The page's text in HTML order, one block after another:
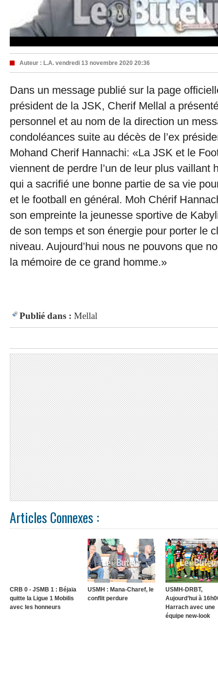
Auteur : L.A. vendredi 13 novembre 2020 20:36
Dans un message publié sur la page
président de la JSK, Cherif Mellal a
personnel et au nom de la direction un
condoléances suite au décès de l’ex
Mohand Cherif Hannachi: «La JSK et le
viennent de perdre l’un de leur plus vaillant
qui a sacrifié une bonne partie de sa vie
et le football en général. Moh Chérif
son empreinte la jeunesse sportive de
de son temps et son énergie pour porter le
niveau. Aujourd’hui nous ne pouvons que
la mémoire de ce grand homme.»
Publié dans : Mellal
Articles Connexes :
CRB 0 - JSMB 1 : Béjaïa
quitte la Ligue 1 Mobilis
avec les honneurs
USMH : Mana-Charef, le
conflit perdure
USMH-DRBT,
Aujourd’hui à
Harrach avec une
équipe new-look